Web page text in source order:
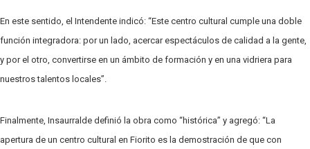
En este sentido, el Intendente indicó: “Este centro cultural cumple una doble
función integradora: por un lado, acercar espectáculos de calidad a la gente,
y por el otro, convertirse en un ámbito de formación y en una vidriera para
nuestros talentos locales”.
Finalmente, Insaurralde definió la obra como “histórica” y agregó: “La
apertura de un centro cultural en Fiorito es la demostración de que con